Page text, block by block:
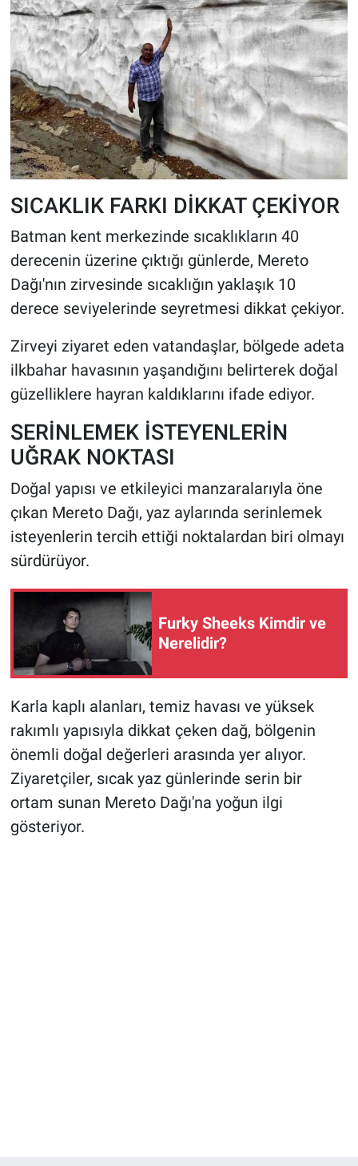
SICAKLIK FARKI DİKKAT ÇEKİYOR
Batman kent merkezinde sıcaklıkların 40
derecenin üzerine çıktığı günlerde, Mereto
Dağı'nın zirvesinde sıcaklığın yaklaşık 10
derece seviyelerinde seyretmesi dikkat çekiyor.
Zirveyi ziyaret eden vatandaşlar, bölgede adeta
ilkbahar havasının yaşandığını belirterek doğal
güzelliklere hayran kaldıklarını ifade ediyor.
SERİNLEMEK İSTEYENLERİN
UĞRAK NOKTASI
Doğal yapısı ve etkileyici manzaralarıyla öne
çıkan Mereto Dağı, yaz aylarında serinlemek
isteyenlerin tercih ettiği noktalardan biri olmayı
sürdürüyor.
Furky Sheeks Kimdir ve
Nerelidir?
Karla kaplı alanları, temiz havası ve yüksek
rakımlı yapısıyla dikkat çeken dağ, bölgenin
önemli doğal değerleri arasında yer alıyor.
Ziyaretçiler, sıcak yaz günlerinde serin bir
ortam sunan Mereto Dağı'na yoğun ilgi
gösteriyor.